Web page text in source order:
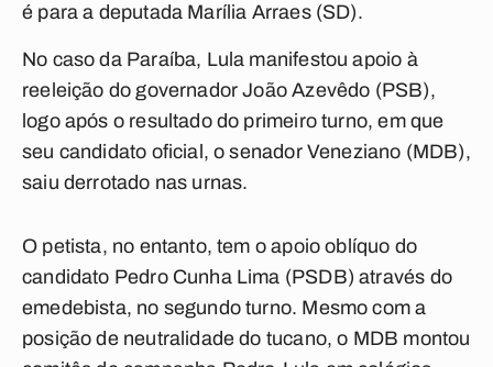
é para a deputada Marília Arraes (SD).
No caso da Paraíba, Lula manifestou apoio à
reeleição do governador João Azevêdo (PSB),
logo após o resultado do primeiro turno, em que
seu candidato oficial, o senador Veneziano (MDB),
saiu derrotado nas urnas.
O petista, no entanto, tem o apoio oblíquo do
candidato Pedro Cunha Lima (PSDB) através do
emedebista, no segundo turno. Mesmo com a
posição de neutralidade do tucano, o MDB montou